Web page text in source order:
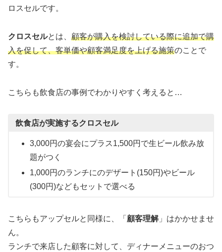
ロスセルです。
クロスセルとは、 顧客が購入を検討している際に追加で購
入を促して、客単価や顧客満足度を上げる施策のことで
す。
こちらも飲食店の事例でわかりやすく考えると…
飲食店が実施するクロスセル
3,000円の宴会にプラス1,500円で生ビール飲み放
題がつく
1,000円のランチにのデザート(150円)やビール
(300円)などもセットで選べる
こちらもアップセルと同様に、「 顧客理解」はかかせませ
ん。
ランチで来店した顧客に対して、ディナーメニューのおつ